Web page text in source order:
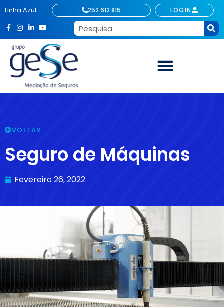
Linha Azul 252 612 815 LOGIN
VOLTAR
Seguro de Máquinas
Fevereiro 26, 2022